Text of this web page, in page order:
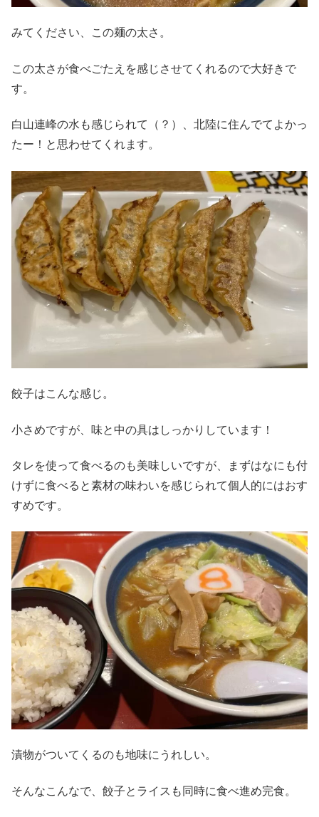
みてください、この麺の太さ。
この太さが食べごたえを感じさせてくれるので大好きで
す。
白山連峰の水も感じられて（？）、北陸に住んでてよかっ
たー！と思わせてくれます。
餃子はこんな感じ。
小さめですが、味と中の具はしっかりしています！
タレを使って食べるのも美味しいですが、まずはなにも付
けずに食べると素材の味わいを感じられて個人的にはおす
すめです。
漬物がついてくるのも地味にうれしい。
そんなこんなで、餃子とライスも同時に食べ進め完食。